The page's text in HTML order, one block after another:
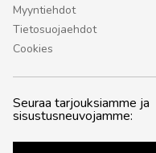
Myyntiehdot
Tietosuojaehdot
Cookies
Seuraa tarjouksiamme ja
sisustusneuvojamme: